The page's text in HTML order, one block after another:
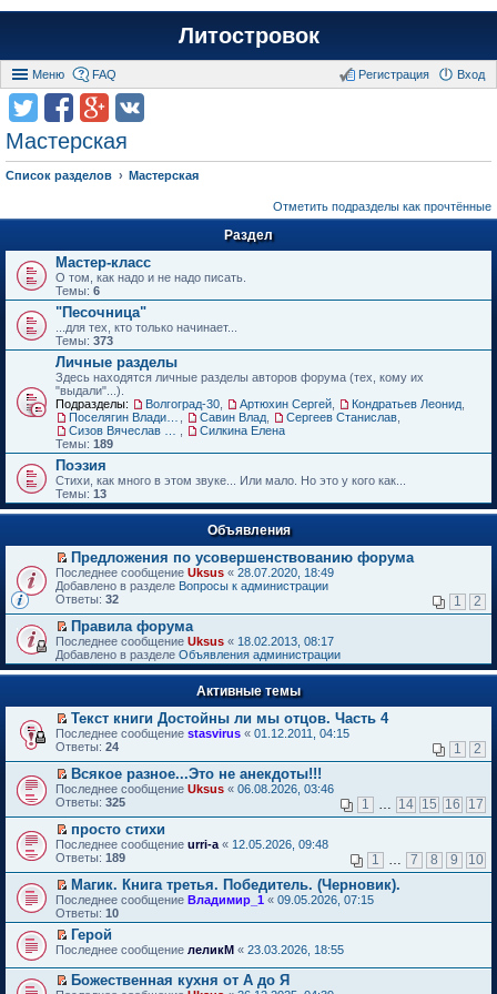
Литостровок
Меню FAQ Вход
Регистрация
Мастерская
Список разделов Мастерская
Отметить подразделы как прочтённые
Раздел
Мастер-класс
О том, как надо и не надо писать.
Темы: 6
"Песочница"
...для тех, кто только начинает...
Темы: 373
Личные разделы
Здесь находятся личные разделы авторов форума (тех, кому их
"выдали"...).
Подразделы:
Волгоград-30 Артюхин Сергей Кондратьев Леонид
Савин Влад Сергеев Станислав
Силкина Елена
Темы: 189
Поэзия
Стихи, как много в этом звуке... Или мало. Но это у кого как...
Темы: 13
Объявления
П
е
р
й
т
и
к
п
в
о
м
у
н
е
п
р
о
ч
и
т
а
н
н
о
м
у
с
о
о
Предложения по усовершенствованию форума
Последнее сообщение Uksus « 28.07.2020, 18:49
Добавлено в разделе Вопросы к администрации
Ответы: 32 1 2
П
е
р
е
т
и
к
п
р
в
о
м
у
н
е
п
р
о
ч
и
т
а
н
н
о
Правила форума
Последнее сообщение Uksus « 18.02.2013, 08:17
Добавлено в разделе Объявления администрации
Активные темы
П
е
е
й
т
и
п
е
р
в
о
м
у
н
е
п
р
о
Текст книги Достойны ли мы отцов. Часть 4
Последнее сообщение stasvirus « 01.12.2011, 04:15
Ответы: 24 1 2
П
е
е
й
т
и
к
п
е
р
в
о
м
у
н
Всякое разное...Это не анекдоты!!!
Последнее сообщение Uksus « 06.08.2026, 03:46
Ответы: 325 1 … 14 15 16 17
П
е
е
й
т
и
п
р
в
просто стихи
Последнее сообщение urri-a « 12.05.2026, 09:48
Ответы: 189 1 … 7 8 9 10
П
е
р
й
и
к
Магик. Книга третья. Победитель. (Черновик).
Последнее сообщение Владимир_1 « 09.05.2026, 07:15
Ответы: 10
П
р
е
Герой
Последнее сообщение леликМ « 23.03.2026, 18:55
Божественная кухня от А до Я